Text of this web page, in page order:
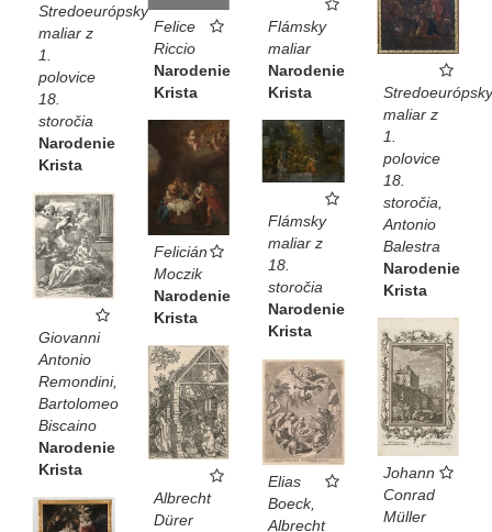
Stredoeurópsky
maliar z
1.
polovice
18.
storočia
Narodenie
Krista
Felice
Riccio
Narodenie
Krista
Flámsky
maliar
Narodenie
Krista
Stredoeurópsky
maliar z
1.
polovice
18.
storočia,
Antonio
Balestra
Narodenie
Krista
Flámsky
maliar z
18.
storočia
Narodenie
Krista
Felicián
Moczik
Narodenie
Krista
Giovanni
Antonio
Remondini,
Bartolomeo
Biscaino
Narodenie
Krista
Johann
Conrad
Müller
Albrecht
Dürer
Elias
Boeck,
Albrecht